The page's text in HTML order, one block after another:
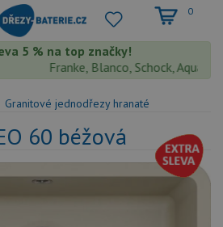
0
5 % na top značky!
Franke, Blanco, Schock,
Granitové jednodřezy hranaté
60 béžová